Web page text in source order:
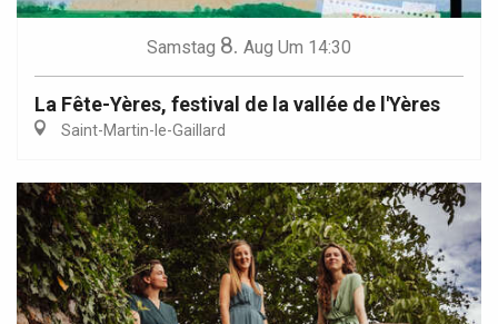
Samstag 8. Aug Um 14:30
La Fête-Yères, festival de la vallée de l'Yères
Saint-Martin-le-Gaillard